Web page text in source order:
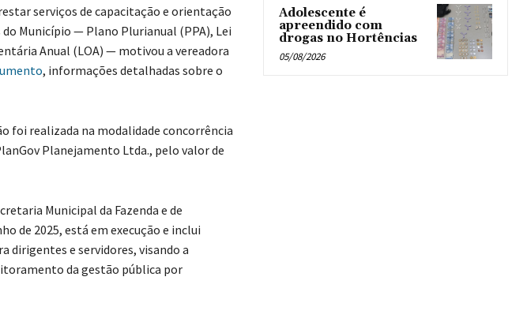
serviços de capacitação e orientação
Município — Plano Plurianual (PPA), Lei
Anual (LOA) — motivou a vereadora
, informações detalhadas sobre o
foi realizada na modalidade concorrência
Planejamento Ltda., pelo valor de
Municipal da Fazenda e de
de 2025, está em execução e inclui
dirigentes e servidores, visando a
da gestão pública por
Adolescente é
apreendido com
drogas no Hortências ‎
05/08/2026